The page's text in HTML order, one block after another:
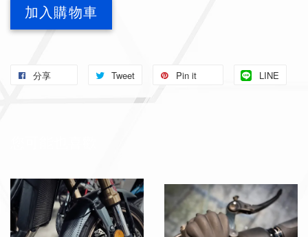
加入購物車
分享 Tweet Pin it LINE